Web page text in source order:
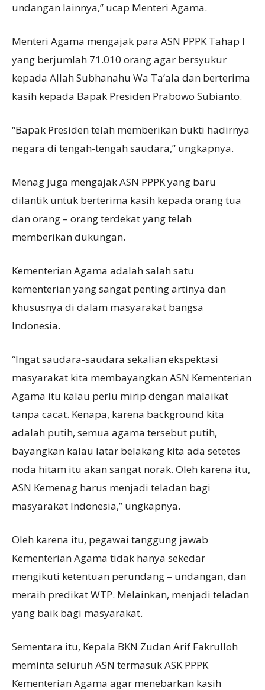
undangan lainnya,” ucap Menteri Agama.
Menteri Agama mengajak para ASN PPPK Tahap I
yang berjumlah 71.010 orang agar bersyukur
kepada Allah Subhanahu Wa Ta’ala dan berterima
kasih kepada Bapak Presiden Prabowo Subianto.
“Bapak Presiden telah memberikan bukti hadirnya
negara di tengah-tengah saudara,” ungkapnya.
Menag juga mengajak ASN PPPK yang baru
dilantik untuk berterima kasih kepada orang tua
dan orang – orang terdekat yang telah
memberikan dukungan.
Kementerian Agama adalah salah satu
kementerian yang sangat penting artinya dan
khususnya di dalam masyarakat bangsa
Indonesia.
“Ingat saudara-saudara sekalian ekspektasi
masyarakat kita membayangkan ASN Kementerian
Agama itu kalau perlu mirip dengan malaikat
tanpa cacat. Kenapa, karena background kita
adalah putih, semua agama tersebut putih,
bayangkan kalau latar belakang kita ada setetes
noda hitam itu akan sangat norak. Oleh karena itu,
ASN Kemenag harus menjadi teladan bagi
masyarakat Indonesia,” ungkapnya.
Oleh karena itu, pegawai tanggung jawab
Kementerian Agama tidak hanya sekedar
mengikuti ketentuan perundang – undangan, dan
meraih predikat WTP. Melainkan, menjadi teladan
yang baik bagi masyarakat.
Sementara itu, Kepala BKN Zudan Arif Fakrulloh
meminta seluruh ASN termasuk ASK PPPK
Kementerian Agama agar menebarkan kasih